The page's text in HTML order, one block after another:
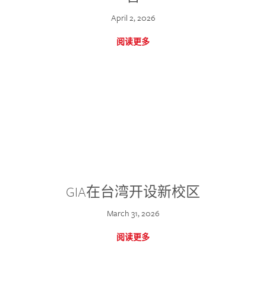
April 2, 2026
阅读更多
GIA在台湾开设新校区
March 31, 2026
阅读更多